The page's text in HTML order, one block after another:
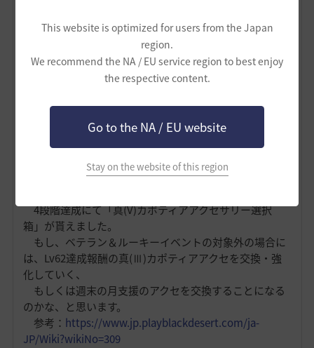
This website is optimized for users from the Japan
region.
We recommend the NA / EU service region to best enjoy
the respective content.
Go to the NA / EU website
Stay on the website of this region
4．シーズン報酬の真(Ⅲ)アクセを"夢見る均衡の結晶"に
⇒真(Ⅲ)カポティアアクセ[リング]を"夢見る均衡の結
晶"にて強化 ⇒真(Ⅴ)カポティアアクセ[イヤリング]
3．と同様になりますが、"夢見る均衡の結晶"は財貨リ
ストからの「丸々太ったシーラカンス」と交換で入手が
こちらも21個分交換ができます。べリア村横あたりで
5．ベテラン＆ルーキーイベント シーズン報酬終了選択
4段階達成にて「真(V)カポティアアクセサリー選択
箱」が貰えました。
もし、ベテラン＆ルーキーイベントの対象外の場合に
は、Lv62達成報酬の真(Ⅲ)カポティアアクセを交換・強
化していく、
もしくは週末の月支援のアクセを交換することになる
のかな、と思います。
参考： https://www.jp.playblackdesert.com/ja-
JP/Wiki?wikiNo=309